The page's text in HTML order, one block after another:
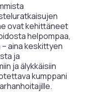
ovat kehittäneet
helpompaa,
aina keskittyen
ja
ja älykkäisiin
kumppani